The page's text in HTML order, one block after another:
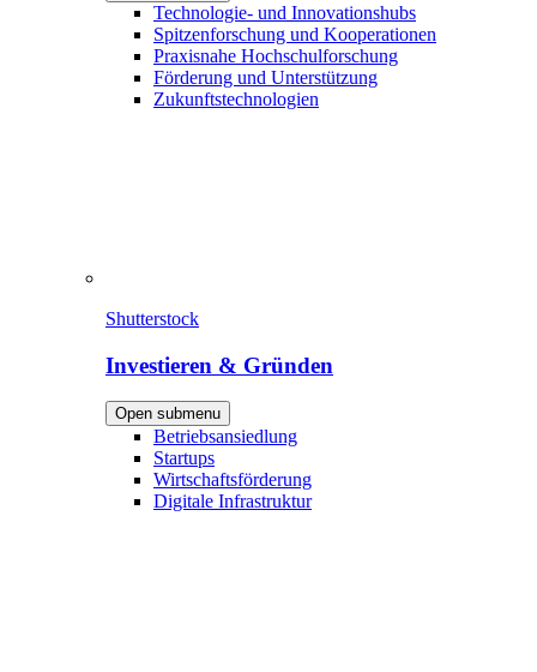
Technologie- und Innovationshubs
Spitzenforschung und Kooperationen
Praxisnahe Hochschulforschung
Förderung und Unterstützung
Zukunftstechnologien
Shutterstock
Investieren & Gründen
Open submenu
Betriebsansiedlung
Startups
Wirtschaftsförderung
Digitale Infrastruktur